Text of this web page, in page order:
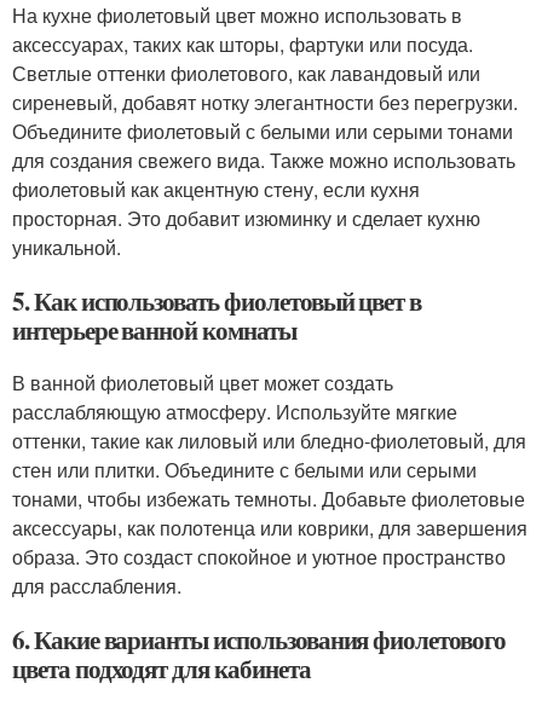
На кухне фиолетовый цвет можно использовать в
аксессуарах, таких как шторы, фартуки или посуда.
Светлые оттенки фиолетового, как лавандовый или
сиреневый, добавят нотку элегантности без перегрузки.
Объедините фиолетовый с белыми или серыми тонами
для создания свежего вида. Также можно использовать
фиолетовый как акцентную стену, если кухня
просторная. Это добавит изюминку и сделает кухню
уникальной.
5. Как использовать фиолетовый цвет в
интерьере ванной комнаты
В ванной фиолетовый цвет может создать
расслабляющую атмосферу. Используйте мягкие
оттенки, такие как лиловый или бледно-фиолетовый, для
стен или плитки. Объедините с белыми или серыми
тонами, чтобы избежать темноты. Добавьте фиолетовые
аксессуары, как полотенца или коврики, для завершения
образа. Это создаст спокойное и уютное пространство
для расслабления.
6. Какие варианты использования фиолетового
цвета подходят для кабинета